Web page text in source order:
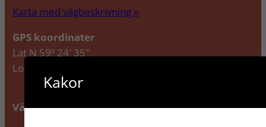
Karta med vägbeskrivning »
GPS koordinater
Lat N 59º 24′ 35″
Lon E 17º 58′ 31″
Välkommen till Facebookgruppen
Kakor